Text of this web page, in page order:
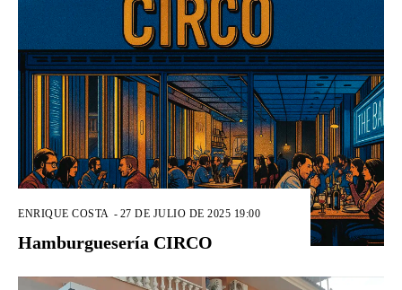
ENRIQUE COSTA - 27 DE JULIO DE 2025 19:00
Hamburguesería CIRCO